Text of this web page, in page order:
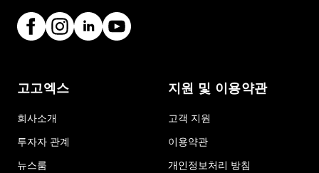
고고엑스
회사소개
투자자 관계
뉴스룸
지원 및 이용약관
고객 지원
이용약관
개인정보처리 방침